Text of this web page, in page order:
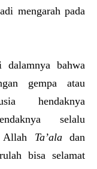
mengarah pada
bahwa
gempa atau
hendaknya
selalu
Allah Ta’aladan
bisa selamat